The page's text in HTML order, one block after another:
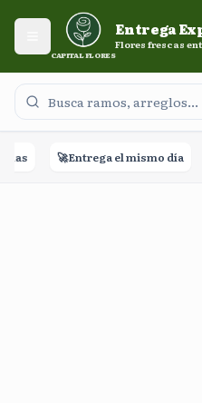
Entrega Exprés el mismo
Abrir menú
CAPITAL FLORES
Entrega
Flores frescas
🚀Entrega el mismo día